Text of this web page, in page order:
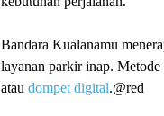
Bandara Kualanamu
layanan parkir inap.
atau dompet digital.@red